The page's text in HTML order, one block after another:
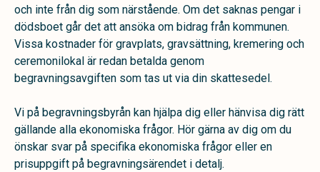
och inte från dig som närstående. Om det saknas pengar i
dödsboet går det att ansöka om bidrag från kommunen.
Vissa kostnader för gravplats, gravsättning, kremering och
ceremonilokal är redan betalda genom
begravningsavgiften som tas ut via din skattesedel.
Vi på begravningsbyrån kan hjälpa dig eller hänvisa dig rätt
gällande alla ekonomiska frågor. Hör gärna av dig om du
önskar svar på specifika ekonomiska frågor eller en
prisuppgift på begravningsärendet i detalj.